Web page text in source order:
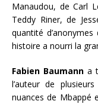
Manaudou, de Carl
Teddy Riner, de
quantité
histoire a nourri la
Fabien Baumanna
l’auteur de
nuances de Mbappé